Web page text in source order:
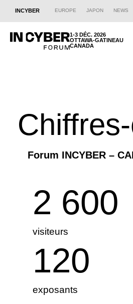
INCYBER EUROPE JAPON NEWS
1-3 DÉC. 2026
OTTAWA-GATINEAU
CANADA
Forum INCYBER –
visiteurs
2 600
exposants
120